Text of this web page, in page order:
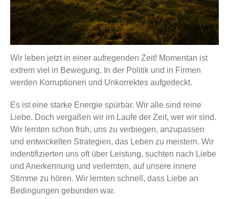
Wir leben jetzt in einer aufregenden Zeit! Momentan ist
extrem viel in Bewegung. In der Politik und in Firmen
werden Korruptionen und Unkorrektes aufgedeckt.
Es ist eine starke Energie spürbar. Wir alle sind reine
Liebe. Doch vergaßen wir im Laufe der Zeit, wer wir sind.
Wir lernten schon früh, uns zu verbiegen, anzupassen
und entwickelten Strategien, das Leben zu meistern. Wir
indentifizierten uns oft über Leistung, suchten nach Liebe
und Anerkennung und verlernten, auf unsere innere
Stimme zu hören. Wir lernten schnell, dass Liebe an
Bedingungen gebunden war.